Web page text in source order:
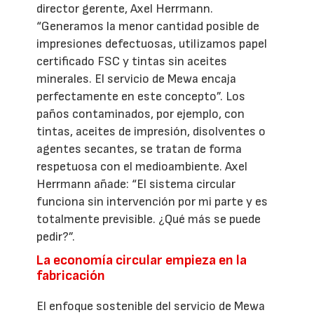
director gerente, Axel Herrmann.
“Generamos la menor cantidad posible de
impresiones defectuosas, utilizamos papel
certificado FSC y tintas sin aceites
minerales. El servicio de Mewa encaja
perfectamente en este concepto”. Los
paños contaminados, por ejemplo, con
tintas, aceites de impresión, disolventes o
agentes secantes, se tratan de forma
respetuosa con el medioambiente. Axel
Herrmann añade: “El sistema circular
funciona sin intervención por mi parte y es
totalmente previsible. ¿Qué más se puede
pedir?”.
La economía circular empieza en la
fabricación
El enfoque sostenible del servicio de Mewa